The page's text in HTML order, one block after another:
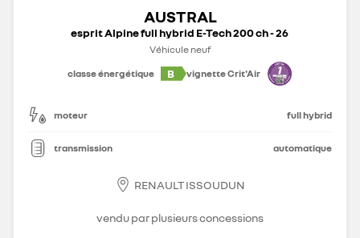
AUSTRAL
esprit Alpine full hybrid E-Tech 200 ch - 26
Véhicule neuf
classe énergétique
B vignette Crit'Air
moteur full hybrid
transmission automatique
RENAULT ISSOUDUN
vendu par plusieurs concessions